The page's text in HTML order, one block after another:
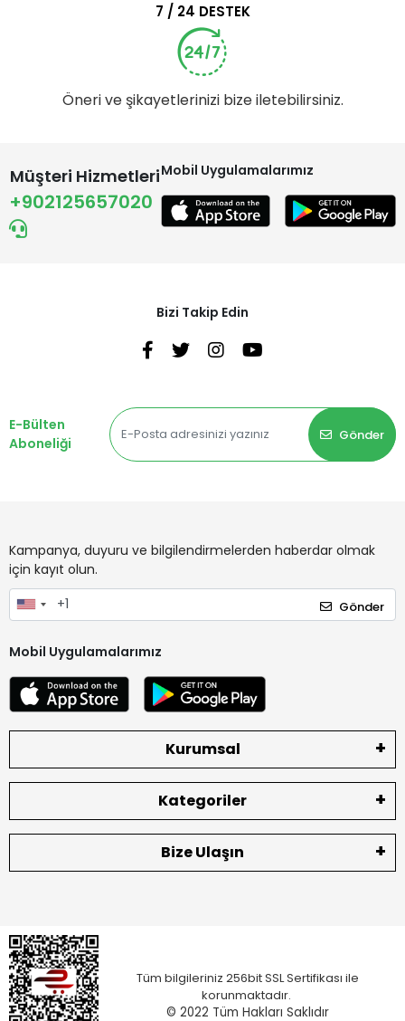
7 / 24 DESTEK
Öneri ve şikayetlerinizi bize iletebilirsiniz.
Müşteri Hizmetleri
+902125657020
Mobil Uygulamalarımız
Bizi Takip Edin
E-Bülten
Aboneliği
Gönder
Kampanya, duyuru ve bilgilendirmelerden haberdar olmak
için kayıt olun.
Gönder
Mobil Uygulamalarımız
Kurumsal
Kategoriler
Bize Ulaşın
Tüm bilgileriniz 256bit SSL Sertifikası ile
korunmaktadır.
© 2022 Tüm Hakları Saklıdır